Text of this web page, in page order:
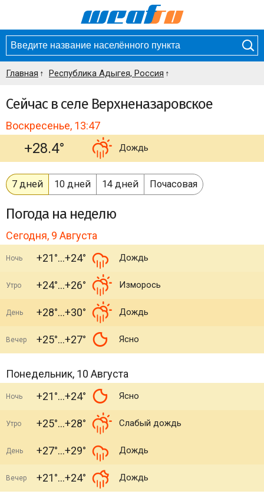
Главная Республика Адыгея, Россия
Сейчас в селе Верхненазаровское
Воскресенье, 13:47
+28.4° Дождь
7 дней 10 дней 14 дней Почасовая
Погода на неделю
Сегодня, 9 Августа
Ночь +21° +24° Дождь
Утро +24° +26° Изморось
День +28° +30° Дождь
Вечер +25° +27° Ясно
Понедельник, 10 Августа
Ночь +21° +24° Ясно
Утро +25° +28° Слабый дождь
День +27° +29° Дождь
Вечер +21° +24° Дождь